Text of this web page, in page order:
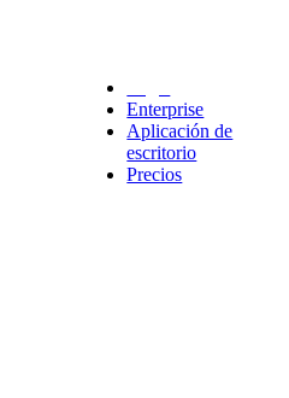
Enterprise
Aplicación de
escritorio
Precios